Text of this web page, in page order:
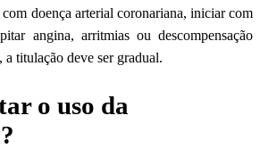
doença arterial coronariana, iniciar com
angina, arritmias ou descompensação
a titulação deve ser gradual.
o uso da